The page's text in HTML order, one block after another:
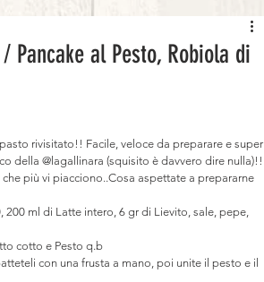
Pancake al Pesto, Robiola di
rivisitato!! Facile, veloce da preparare e super
della @lagallinara (squisito è davvero dire nulla)!!
più vi piacciono..Cosa aspettate a prepararne
200 ml di Latte intero, 6 gr di Lievito, sale, pepe,
cotto e Pesto q.b
con una frusta a mano, poi unite il pesto e il